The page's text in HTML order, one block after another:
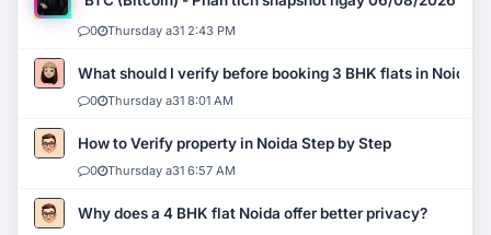
0 Thursday a31 2:43 PM
What should I verify before booking 3 BHK flats in Noida?
0 Thursday a31 8:01 AM
How to Verify property in Noida Step by Step
0 Thursday a31 6:57 AM
Why does a 4 BHK flat Noida offer better privacy?